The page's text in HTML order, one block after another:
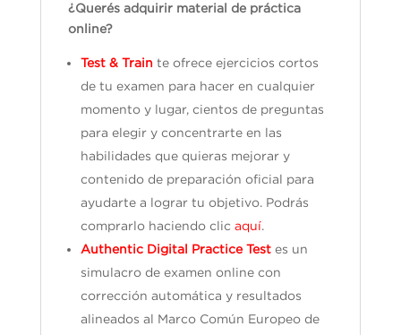
¿Querés adquirir material de práctica
online?
Test & Train te ofrece ejercicios cortos
de tu examen para hacer en cualquier
momento y lugar, cientos de preguntas
para elegir y concentrarte en las
habilidades que quieras mejorar y
contenido de preparación oficial para
ayudarte a lograr tu objetivo. Podrás
comprarlo haciendo clic aquí.
Authentic Digital Practice Test es un
simulacro de examen online con
corrección automática y resultados
alineados al Marco Común Europeo de